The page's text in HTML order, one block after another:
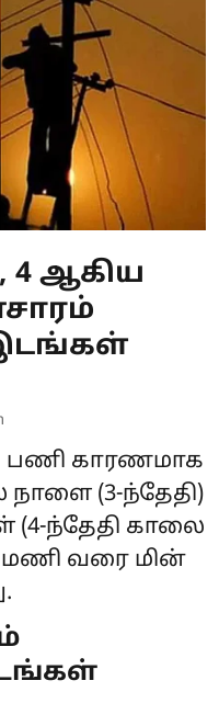
ஆகிய
இடங்கள்
பணி காரணமாக
(3-ந்தேதி)
(4-ந்தேதி காலை
மணி வரை மின்